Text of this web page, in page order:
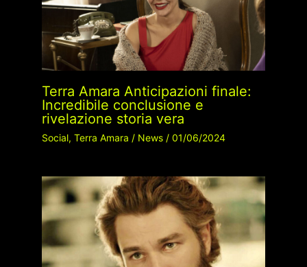
Terra Amara Anticipazioni finale:
Incredibile conclusione e
rivelazione storia vera
Social, Terra Amara / News/ 01/06/2024